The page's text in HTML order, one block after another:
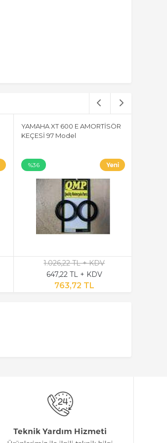
YAMAHA XT 600 E AMORTİSÖR
KEÇESİ 97 Model
%36
1.026,22 TL + KDV
647,22 TL + KDV
763,72 TL